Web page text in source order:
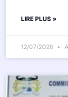
LIRE PLUS »
12/07/2026